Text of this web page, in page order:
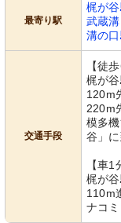
最寄り駅
梶が
武蔵
溝の
交通手段
【徒
梶が
120m
220m
模多
谷」に
【車1
梶が
110m
ナコ